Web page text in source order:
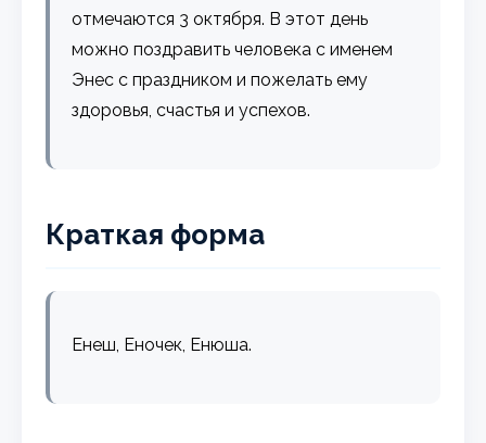
отмечаются 3 октября. В этот день
можно поздравить человека с именем
Энес с праздником и пожелать ему
здоровья, счастья и успехов.
Краткая форма
Енеш, Еночек, Енюша.